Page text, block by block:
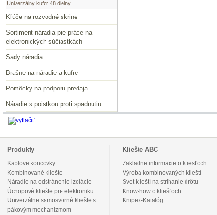
Univerzálny kufor 48 dielny
Kľúče na rozvodné skrine
Sortiment náradia pre práce na
elektronických súčiastkách
Sady náradia
Brašne na náradie a kufre
Pomôcky na podporu predaja
Náradie s poistkou proti spadnutiu
Produkty
Káblové koncovky
Kombinované kliešte
Náradie na odstránenie izolácie
Úchopové kliešte pre elektroniku
Univerzálne samosvorné kliešte s
pákovým mechanizmom
Kliešte ABC
Základné informácie o kliešťoch
Výroba kombinovaných klieští
Svet klieští na strihanie drôtu
Know-how o kliešťoch
Knipex-Katalóg